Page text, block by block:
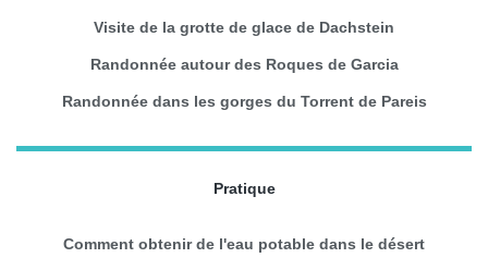
Visite de la grotte de glace de Dachstein
Randonnée autour des Roques de Garcia
Randonnée dans les gorges du Torrent de Pareis
Pratique
Comment obtenir de l'eau potable dans le désert